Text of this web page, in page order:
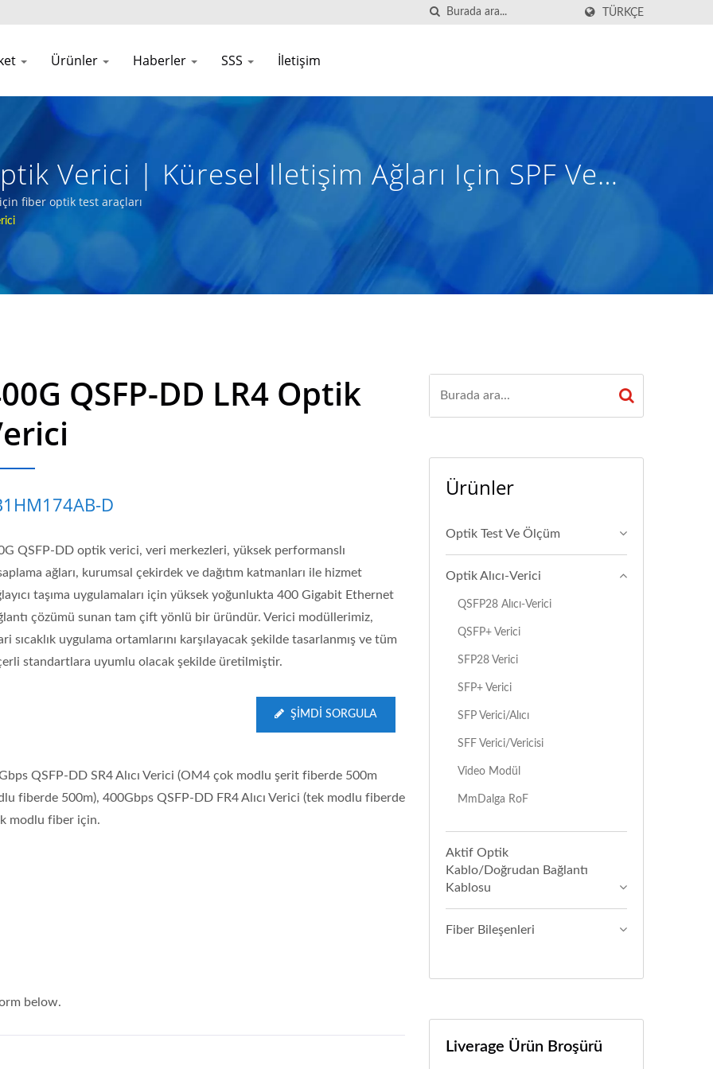
TÜRKÇE
Ürünler Haberler SSS İletişim
Verici | Küresel Iletişim Ağları Için SPF Ve
fiber optik test araçları
QSFP-DD LR4 Optik
D
QSFP-DD optik verici, veri merkezleri, yüksek performanslı
ağları, kurumsal çekirdek ve dağıtım katmanları ile hizmet
taşıma uygulamaları için yüksek yoğunlukta 400 Gigabit Ethernet
çözümü sunan tam çift yönlü bir üründür. Verici modüllerimiz,
sıcaklık uygulama ortamlarını karşılayacak şekilde tasarlanmış ve tüm
standartlara uyumlu olacak şekilde üretilmiştir.
ŞIMDI SORGULA
QSFP-DD SR4 Alıcı Verici (OM4 çok modlu şerit fiberde 500m
fiberde 500m), 400Gbps QSFP-DD FR4 Alıcı Verici (tek modlu fiberde
modlu fiber için.
Ürünler
Optik Test Ve Ölçüm
Optik Alıcı-Verici
QSFP28 Alıcı-Verici
QSFP+ Verici
SFP28 Verici
SFP+ Verici
SFP Verici/alıcı
SFF Verici/vericisi
Video Modül
MmDalga RoF
Aktif Optik
Kablo/Doğrudan Bağlantı
Kablosu
Fiber Bileşenleri
Liverage Ürün Broşürü